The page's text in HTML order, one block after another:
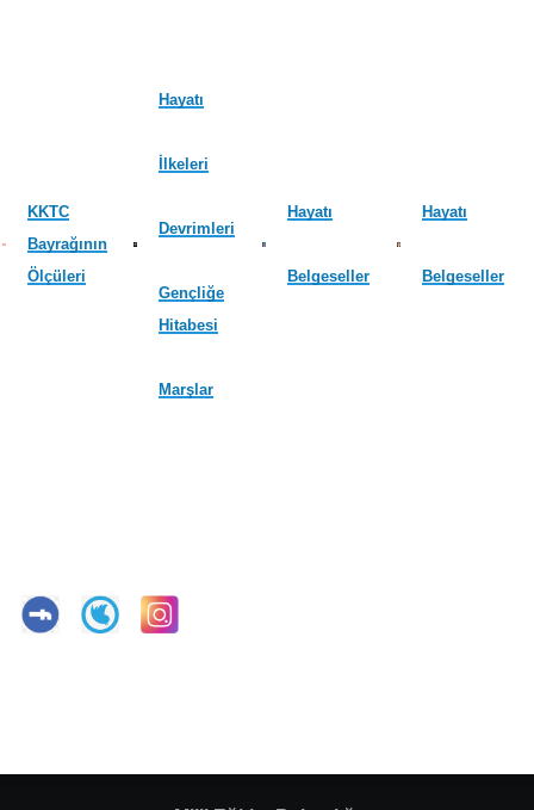
KKTC
Bayrağının
Ölçüleri
Hayatı
İlkeleri
Devrimleri
Gençliğe
Hitabesi
Marşlar
Hayatı
Belgeseller
Hayatı
Belgeseller